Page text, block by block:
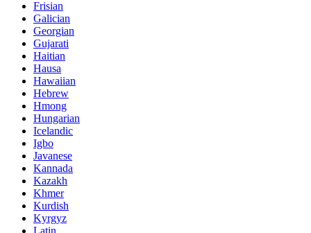
Frisian
Galician
Georgian
Gujarati
Haitian
Hausa
Hawaiian
Hebrew
Hmong
Hungarian
Icelandic
Igbo
Javanese
Kannada
Kazakh
Khmer
Kurdish
Kyrgyz
Latin